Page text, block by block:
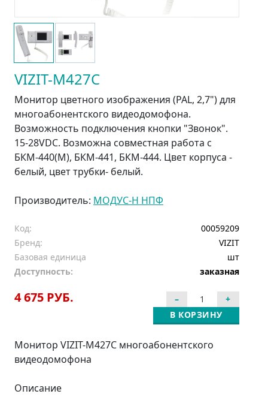
VIZIT-M427C
Монитор цветного изображения (PAL, 2,7") для
многоабонентского видеодомофона.
Возможность подключения кнопки "Звонок".
15-28VDC. Возможна совместная работа с
БКМ-440(М), БКМ-441, БКМ-444. Цвет корпуса -
белый, цвет трубки- белый.
Производитель: МОДУС-Н НПФ
Код:
00059209
Бренд:
VIZIT
Базовая единица
шт
Доступность:
заказная
4 675 РУБ.
В КОРЗИНУ
Монитор VIZIT-M427C многоабонентского
видеодомофона
Описание